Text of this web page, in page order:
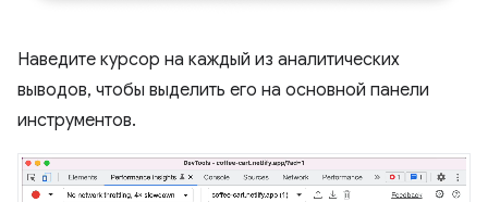
Наведите курсор на каждый из аналитических
выводов, чтобы выделить его на основной панели
инструментов.